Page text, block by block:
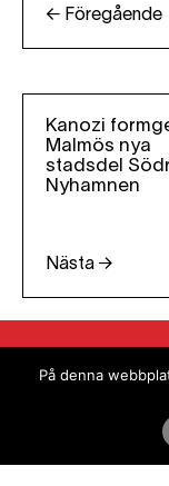
← Föregående
Kanozi
Malmös nya
stadsdel
Nyhamnen
Nästa →
På denna